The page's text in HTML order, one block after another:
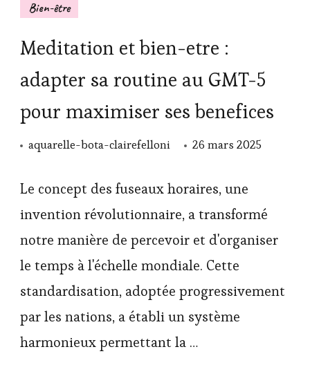
Bien-être
Meditation et bien-etre :
adapter sa routine au GMT-5
pour maximiser ses benefices
aquarelle-bota-clairefelloni 26 mars 2025
Le concept des fuseaux horaires, une
invention révolutionnaire, a transformé
notre manière de percevoir et d'organiser
le temps à l'échelle mondiale. Cette
standardisation, adoptée progressivement
par les nations, a établi un système
harmonieux permettant la …